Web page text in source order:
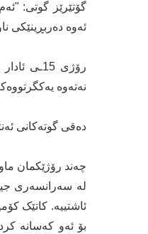
گۆتێرێز گوتی:
ئەوە دەربڕینێکی
رۆژی
نەتەوە
دەقی گوتەکانی
چەند رۆژێکمان
لە سەرانسەری
ئاشتییە. کاتێک
بۆ ئەو کەسانە